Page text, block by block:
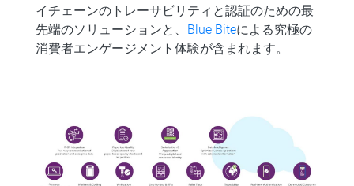
イチェーンのトレーサビリティと認証のための最
先端のソリューションと、 Blue Biteによる究極の
消費者エンゲージメント体験が含まれます。